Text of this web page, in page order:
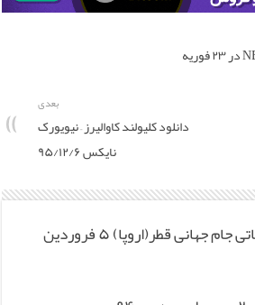
خلاصه بازی های لیگ NBA در ۲۳ فوریه
بعدی
دانلود کلیولند کاوالیرز – نیویورک
نایکس ۹۵/۱۲/۶
خلاصه بازی های مقدماتی جام جهانی قطر(اروپا) ۵ فروردین